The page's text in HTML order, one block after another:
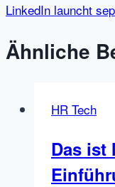
LinkedIn launcht
Ähnliche
HR Tech
Das ist